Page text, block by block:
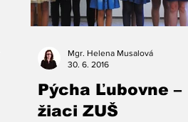
Pýcha Ľubovne –
žiaci ZUŠ
Mgr. Helena Musalová
30. 6. 2016